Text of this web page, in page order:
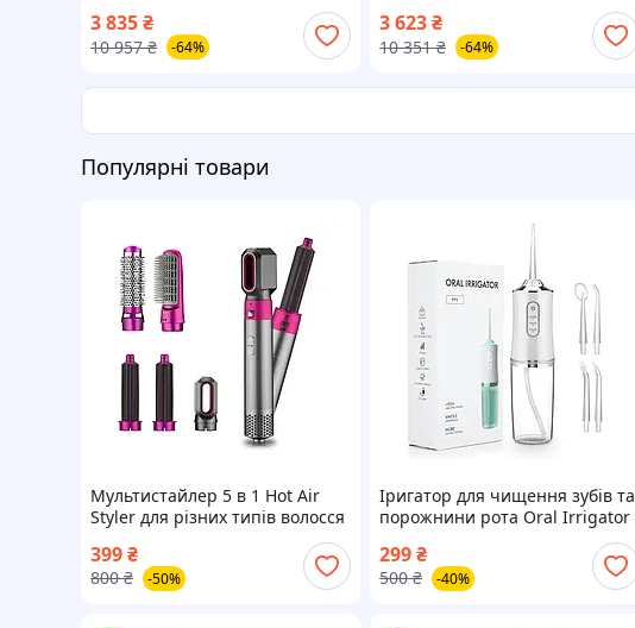
3 835₴
10 957 ₴ -64%
3 623₴
10 351 ₴ -64%
Популярні товари
Мультистайлер 5 в 1 Hot Air
Styler для різних типів волосся
з функціями надання об'єму,
випрямлення, укладання
399₴
800 ₴ -50%
Іригатор для чищення зубів та
порожнини рота Oral Irrigator
з акумулятором та 4 змінними
насадками Білий
299₴
500 ₴ -40%